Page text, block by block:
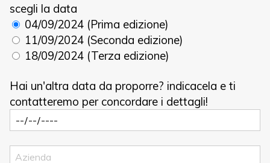
scegli la data
04/09/2024 (Prima edizione)
11/09/2024 (Seconda edizione)
18/09/2024 (Terza edizione)
Hai un'altra data da proporre? indicacela e ti
contatteremo per concordare i dettagli!